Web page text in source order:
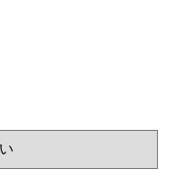
ン
小判カン